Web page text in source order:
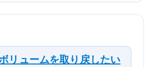
リュームを取り戻したい